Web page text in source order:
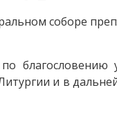
соборе
и в